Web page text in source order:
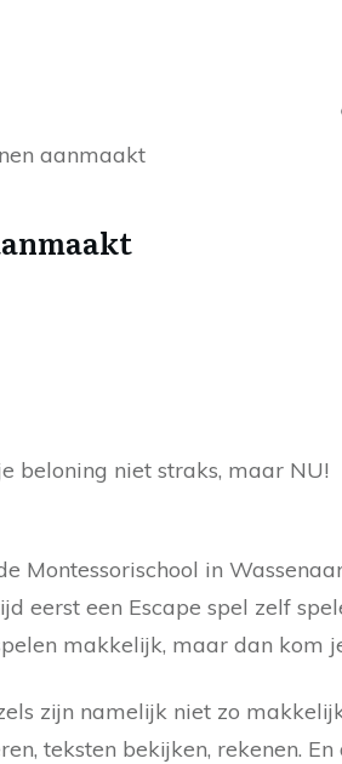
aanmaakt
beloning niet straks, maar NU!
Montessorischool in
eerst een Escape spel zelf
makkelijk, maar dan kom
zijn namelijk niet zo
teksten bekijken, rekenen.